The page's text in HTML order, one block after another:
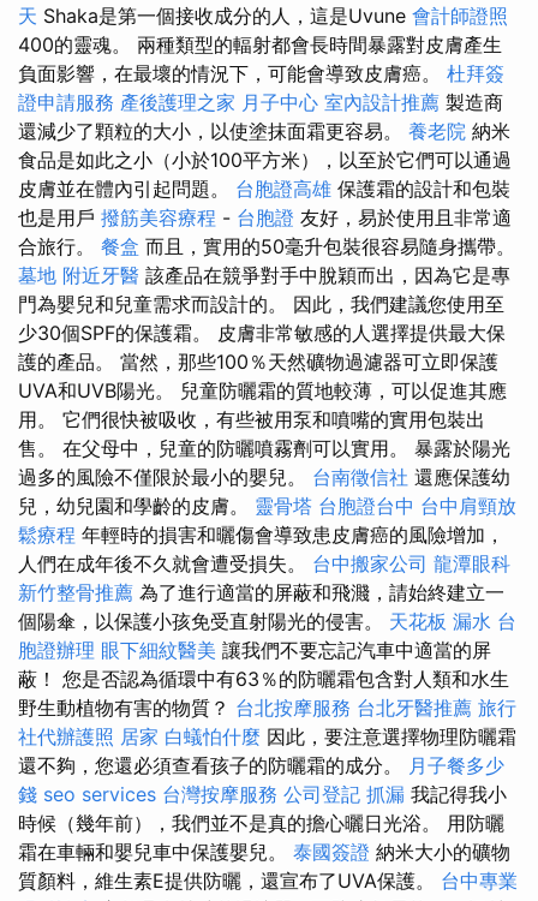
天 Shaka是第一個接收成分的人，這是Uvune 會計師證照
400的靈魂。 兩種類型的輻射都會長時間暴露對皮膚產生
負面影響，在最壞的情況下，可能會導致皮膚癌。 杜拜簽
證申請服務 產後護理之家 月子中心 室內設計推薦 製造商
還減少了顆粒的大小，以使塗抹面霜更容易。 養老院 納米
食品是如此之小（小於100平方米），以至於它們可以通過
皮膚並在體內引起問題。 台胞證高雄 保護霜的設計和包裝
也是用戶 撥筋美容療程 - 台胞證 友好，易於使用且非常適
合旅行。 餐盒 而且，實用的50毫升包裝很容易隨身攜帶。
墓地 附近牙醫 該產品在競爭對手中脫穎而出，因為它是專
門為嬰兒和兒童需求而設計的。 因此，我們建議您使用至
少30個SPF的保護霜。 皮膚非常敏感的人選擇提供最大保
護的產品。 當然，那些100％天然礦物過濾器可立即保護
UVA和UVB陽光。 兒童防曬霜的質地較薄，可以促進其應
用。 它們很快被吸收，有些被用泵和噴嘴的實用包裝出
售。 在父母中，兒童的防曬噴霧劑可以實用。 暴露於陽光
過多的風險不僅限於最小的嬰兒。 台南徵信社 還應保護幼
兒，幼兒園和學齡的皮膚。 靈骨塔 台胞證台中 台中肩頸放
鬆療程 年輕時的損害和曬傷會導致患皮膚癌的風險增加，
人們在成年後不久就會遭受損失。 台中搬家公司 龍潭眼科
新竹整骨推薦 為了進行適當的屏蔽和飛濺，請始終建立一
個陽傘，以保護小孩免受直射陽光的侵害。 天花板 漏水 台
胞證辦理 眼下細紋醫美 讓我們不要忘記汽車中適當的屏
蔽！ 您是否認為循環中有63％的防曬霜包含對人類和水生
野生動植物有害的物質？ 台北按摩服務 台北牙醫推薦 旅行
社代辦護照 居家 白蟻怕什麼 因此，要注意選擇物理防曬霜
還不夠，您還必須查看孩子的防曬霜的成分。 月子餐多少
錢 seo services 台灣按摩服務 公司登記 抓漏 我記得我小
時候（幾年前），我們並不是真的擔心曬日光浴。 用防曬
霜在車輛和嬰兒車中保護嬰兒。 泰國簽證 納米大小的礦物
質顏料，維生素E提供防曬，還宣布了UVA保護。 台中專業